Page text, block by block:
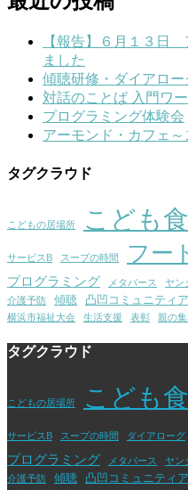
【報告】６月１３日
ました
傾聴研修・ダイアロー
対話のことば 入門ワ
プログラミング体験会
アーモンド・カフェ～
タグクラウド
こどもの居場所 こども
サービスB スープの時間 フー
プログラミング メタバース ヤン
介護予防 傾聴 凸凹コミュニティ
横浜市福祉大会
生活支援 表彰 親の
タグクラウド
こどもの居場所 こども
サービスB スープの時間 ダイアローグ
プログラミング メタバース ヤン
介護予防 傾聴 凸凹コミュニティ